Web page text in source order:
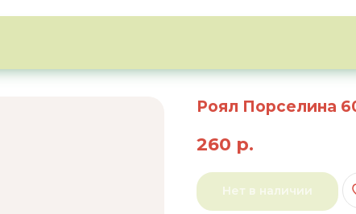
Роял Порселина
260 р.
Нет в наличии